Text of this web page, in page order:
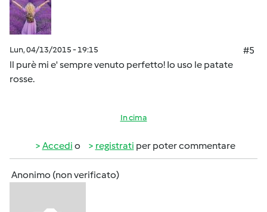
Lun, 04/13/2015 - 19:15
#5
ll purè mi e' sempre venuto perfetto! Io uso le patate
rosse.
In cima
Accedi o registrati per poter commentare
Anonimo (non verificato)